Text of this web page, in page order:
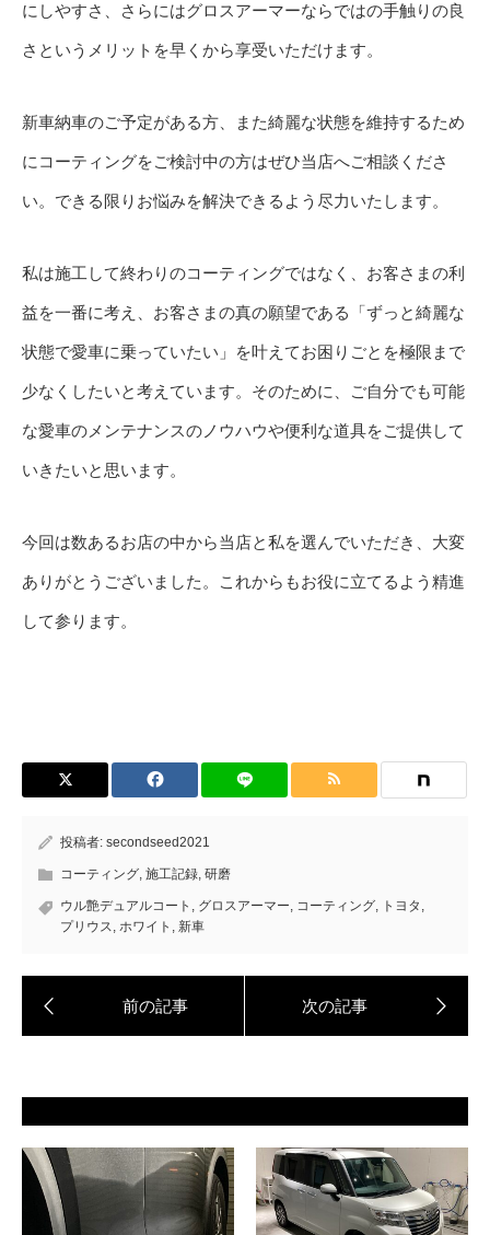
にしやすさ、さらにはグロスアーマーならではの手触りの良
さというメリットを早くから享受いただけます。
新車納車のご予定がある方、また綺麗な状態を維持するため
にコーティングをご検討中の方はぜひ当店へご相談くださ
い。できる限りお悩みを解決できるよう尽力いたします。
私は施工して終わりのコーティングではなく、お客さまの利
益を一番に考え、お客さまの真の願望である「ずっと綺麗な
状態で愛車に乗っていたい」を叶えてお困りごとを極限まで
少なくしたいと考えています。そのために、ご自分でも可能
な愛車のメンテナンスのノウハウや便利な道具をご提供して
いきたいと思います。
今回は数あるお店の中から当店と私を選んでいただき、大変
ありがとうございました。これからもお役に立てるよう精進
して参ります。
投稿者: secondseed2021
コーティング, 施工記録, 研磨
ウル艶デュアルコート , グロスアーマー, コーティング, トヨタ ,
プリウス, ホワイト , 新車